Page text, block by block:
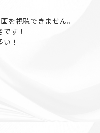
を視聴できません。
す！
！